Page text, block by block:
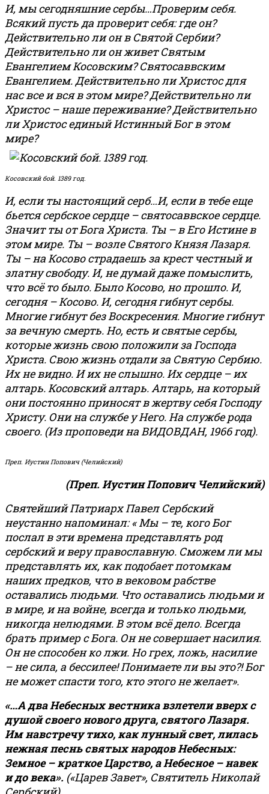
И, мы сегодняшние сербы…Проверим себя.
Всякий пусть да проверит себя: где он?
Действительно ли он в Святой Сербии?
Действительно ли он живет Святым
Евангелием Косовским? Святосаввским
Евангелием. Действительно ли Христос для
нас все и вся в этом мире? Действительно ли
Христос – наше переживание? Действительно
ли Христос единый Истинный Бог в этом
мире?
Косовский бой. 1389 год.
И, если ты настоящий серб…И, если в тебе еще
бьется сербское сердце – святосаввское сердце.
Значит ты от Бога Христа. Ты – в Его Истине в
этом мире. Ты – возле Святого Князя Лазаря.
Ты – на Косово страдаешь за крест честный и
златну свободу. И, не думай даже помыслить,
что всё то было. Было Косово, но прошло. И,
сегодня – Косово. И, сегодня гибнут сербы.
Многие гибнут без Воскресения. Многие гибнут
за вечную смерть. Но, есть и святые сербы,
которые жизнь свою положили за Господа
Христа. Свою жизнь отдали за Святую Сербию.
Их не видно. И их не слышно. Их сердце – их
алтарь. Косовский алтарь. Алтарь, на который
они постоянно приносят в жертву себя Господу
Христу. Они на службе у Него. На службе рода
своего. (Из проповеди на ВИДОВДАН, 1966 год).
Преп. Иустин Попович (Челийский)
(Преп. Иустин Попович Челийский)
Святейший Патриарх Павел Сербский
неустанно напоминал: « Мы – те, кого Бог
послал в эти времена представлять род
сербский и веру православную. Сможем ли мы
представлять их, как подобает потомкам
наших предков, что в вековом рабстве
оставались людьми. Что оставались людьми и
в мире, и на войне, всегда и только людьми,
никогда нелюдями. В этом всё дело. Всегда
брать пример с Бога. Он не совершает насилия.
Он не способен ко лжи. Но грех, ложь, насилие
– не сила, а бессилее! Понимаете ли вы это?! Бог
не может спасти того, кто этого не желает».
«…А два Небесных вестника взлетели вверх с
душой своего нового друга, святого Лазаря.
Им навстречу тихо, как лунный свет, лилась
нежная песнь святых народов Небесных:
Земное – краткое Царство, а Небесное – навек
и до века». («Царев Завет», Святитель Николай